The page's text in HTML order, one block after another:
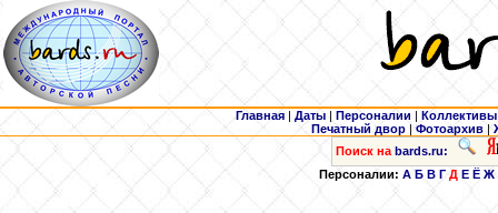
Главная | Даты | Персоналии | Коллективы
Печатный двор |Фотоархив |
Поиск на bards.ru:
Персоналии: А Б В Г Д Е Ё Ж